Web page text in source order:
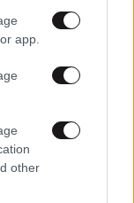
app.
other
γνωματευση
14:20
πρέπει να
φορείς της